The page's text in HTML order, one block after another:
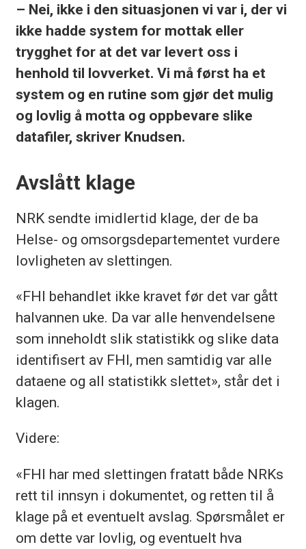
– Nei, ikke i den situasjonen vi var i, der vi
ikke hadde system for mottak eller
trygghet for at det var levert oss i
henhold til lovverket. Vi må først ha et
system og en rutine som gjør det mulig
og lovlig å motta og oppbevare slike
datafiler, skriver Knudsen.
Avslått klage
NRK sendte imidlertid klage, der de ba
Helse- og omsorgsdepartementet vurdere
lovligheten av slettingen.
«FHI behandlet ikke kravet før det var gått
halvannen uke. Da var alle henvendelsene
som inneholdt slik statistikk og slike data
identifisert av FHI, men samtidig var alle
dataene og all statistikk slettet», står det i
klagen.
Videre:
«FHI har med slettingen fratatt både NRKs
rett til innsyn i dokumentet, og retten til å
klage på et eventuelt avslag. Spørsmålet er
om dette var lovlig, og eventuelt hva